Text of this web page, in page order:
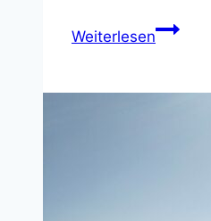
WeiterlesenArmação